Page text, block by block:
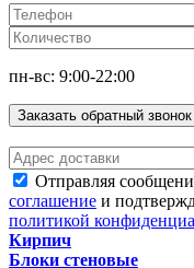
пн-вс: 9:00-22:00
Заказать обратный звонок
Отправляя
соглашение и
политикой
Кирпич
Блоки стеновые